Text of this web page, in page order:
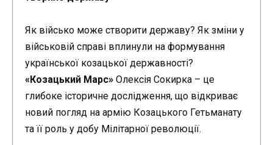
Як військо може створити державу? Як зміни у
військовій справі вплинули на формування
української козацької державності?
«Козацький Марс» Олексія Сокирка – це
глибоке історичне дослідження, що відкриває
новий погляд на армію Козацького Гетьманату
та її роль у добу Мілітарної революції.